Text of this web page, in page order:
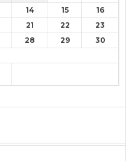
14 15
16
21 22
23
28 29
30